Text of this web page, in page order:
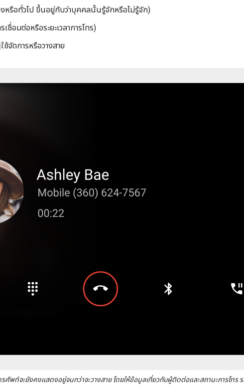
งหรือทั่วไป ขึ้นอยู่กับว่าบุคคลนั้นรู้จักหรือไม่รู้จัก)
เชื่อมต่อหรือระยะเวลาการโทร)
ช้จัดการหรือวางสาย
ศัพท์จะยังคงแสดงอยู่จนกว่าจะวางสาย โดยให้ข้อมูลเกี่ยวกับผู้ติดต่อและสถานะการโทร